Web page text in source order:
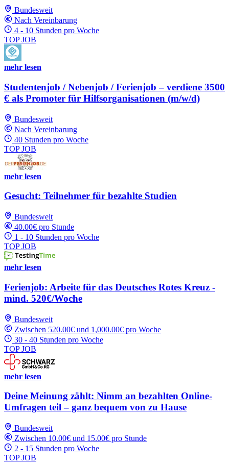
Bundesweit
Nach Vereinbarung
4 - 10 Stunden pro Woche
TOP JOB
mehr lesen
Studentenjob / Nebenjob / Ferienjob – verdiene 3500
€ als Promoter für Hilfsorganisationen (m/w/d)
Bundesweit
Nach Vereinbarung
40 Stunden pro Woche
TOP JOB
mehr lesen
Gesucht: Teilnehmer für bezahlte Studien
Bundesweit
40.00€ pro Stunde
1 - 10 Stunden pro Woche
TOP JOB
mehr lesen
Ferienjob: Arbeite für das Deutsches Rotes Kreuz -
mind. 520€/Woche
Bundesweit
Zwischen 520.00€ und 1,000.00€ pro Woche
30 - 40 Stunden pro Woche
TOP JOB
mehr lesen
Deine Meinung zählt: Nimm an bezahlten Online-
Umfragen teil – ganz bequem von zu Hause
Bundesweit
Zwischen 10.00€ und 15.00€ pro Stunde
2 - 15 Stunden pro Woche
TOP JOB